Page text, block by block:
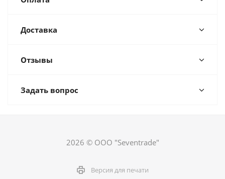
Доставка
Отзывы
Задать вопрос
2026 © ООО "Seventrade"
Версия для печати